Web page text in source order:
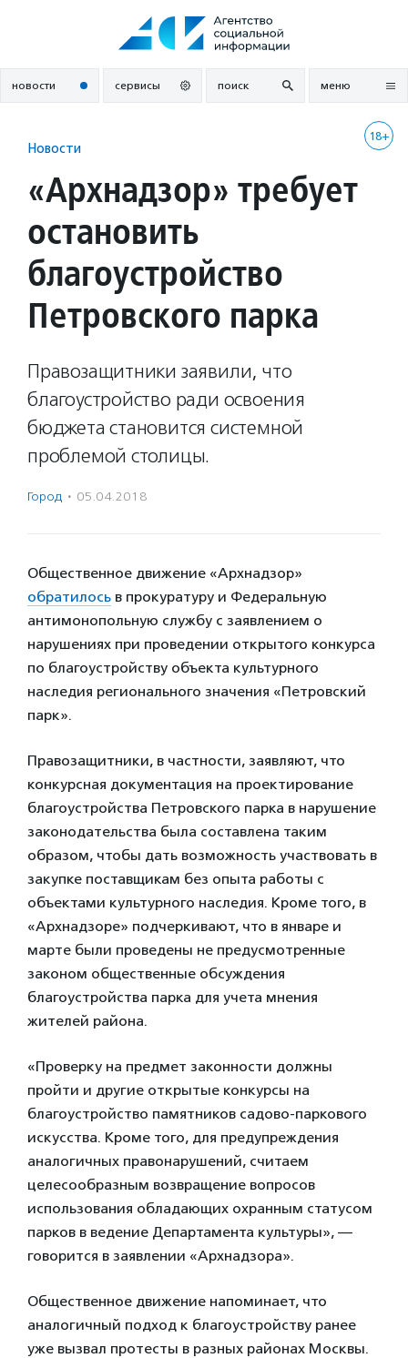
новости сервисы поиск меню
18+
Новости
«Архнадзор» требует
остановить
благоустройство
Петровского парка
Правозащитники заявили, что
благоустройство ради освоения
бюджета становится системной
проблемой столицы.
Город · 05.04.2018
Общественное движение «Архнадзор»
обратилось в прокуратуру и Федеральную
антимонопольную службу с заявлением о
нарушениях при проведении открытого конкурса
по благоустройству объекта культурного
наследия регионального значения «Петровский
парк».
Правозащитники, в частности, заявляют, что
конкурсная документация на проектирование
благоустройства Петровского парка в нарушение
законодательства была составлена таким
образом, чтобы дать возможность участвовать в
закупке поставщикам без опыта работы с
объектами культурного наследия. Кроме того, в
«Архнадзоре» подчеркивают, что в январе и
марте были проведены не предусмотренные
законом общественные обсуждения
благоустройства парка для учета мнения
жителей района.
«Проверку на предмет законности должны
пройти и другие открытые конкурсы на
благоустройство памятников садово-паркового
искусства. Кроме того, для предупреждения
аналогичных правонарушений, считаем
целесообразным возвращение вопросов
использования обладающих охранным статусом
парков в ведение Департамента культуры», —
говорится в заявлении «Архнадзора».
Общественное движение напоминает, что
аналогичный подход к благоустройству ранее
уже вызвал протесты в разных районах Москвы.